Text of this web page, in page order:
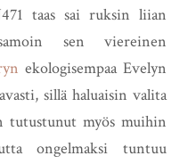
taas sai ruksin liian
sen viereinen
ekologisempaa Evelyn
sillä haluaisin valita
tutustunut myös muihin
ongelmaksi tuntuu